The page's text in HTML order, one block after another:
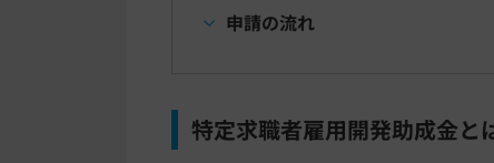
申請の流れ
特定求職者雇用開発助成金と